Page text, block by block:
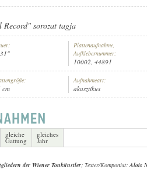
Record" sorozat tagja
Plattenaufnahme,
Aufklebernummer:
10002, 44891
cm
Aufnahmeart:
akusztikus
gleiche
Gattung
gleiches
Jahr
der Wiener Tonkünstler; Texter/Komponist:Alois